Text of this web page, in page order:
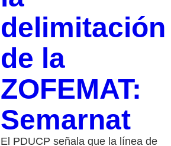
delimitación
de la
ZOFEMAT:
Semarnat
El PDUCP señala que la línea de